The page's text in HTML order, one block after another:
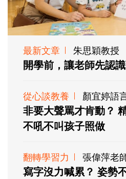
最新文章 朱思穎教授
開學前，讓老師先認
從心談教養 顏宜婷語
非要大聲罵才肯動？
不吼不叫孩子照做
翻轉學習力 張偉萍老
寫字沒力喊累？ 姿勢